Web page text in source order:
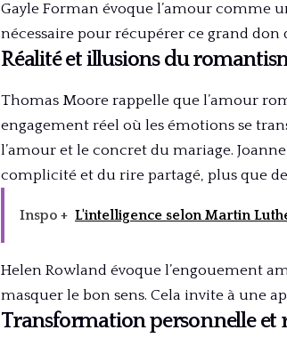
Gayle Forman évoque l’amour comme
nécessaire pour récupérer ce grand don
Réalité et illusions du
Thomas Moore rappelle que l’amour
engagement réel où les émotions se
l’amour et le concret du mariage.
complicité et du rire partagé, plus que
Inspo + L'intelligence selon Martin
Helen Rowland évoque l’engouement
masquer le bon sens. Cela invite à une
Transformation personnelle et